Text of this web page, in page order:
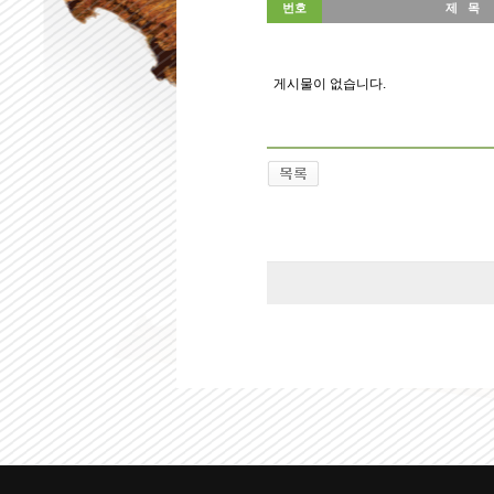
번호 제 목
게시물이 없습니다.